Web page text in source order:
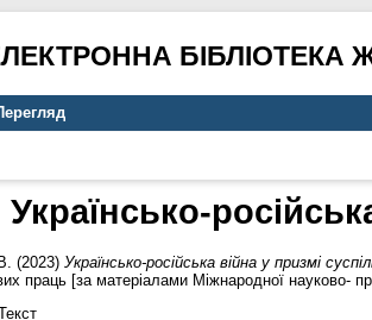
Українсько-
(2023) Українсько-російська війна у призмі
праць [за матеріалами Міжнародної науково-